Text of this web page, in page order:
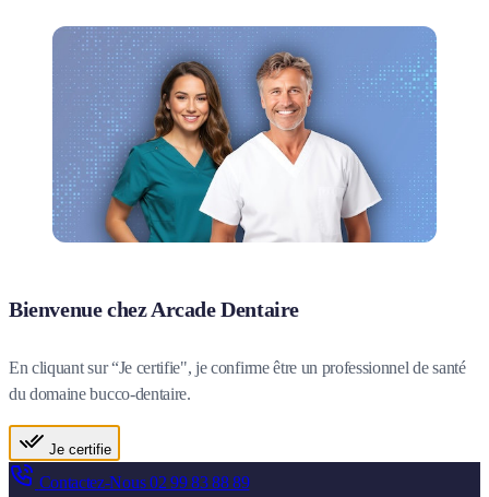
Bienvenue chez Arcade Dentaire
En cliquant sur “Je certifie", je confirme être un professionnel de santé
du domaine bucco-dentaire.
Je certifie
Contactez-Nous02 99 83 88 89